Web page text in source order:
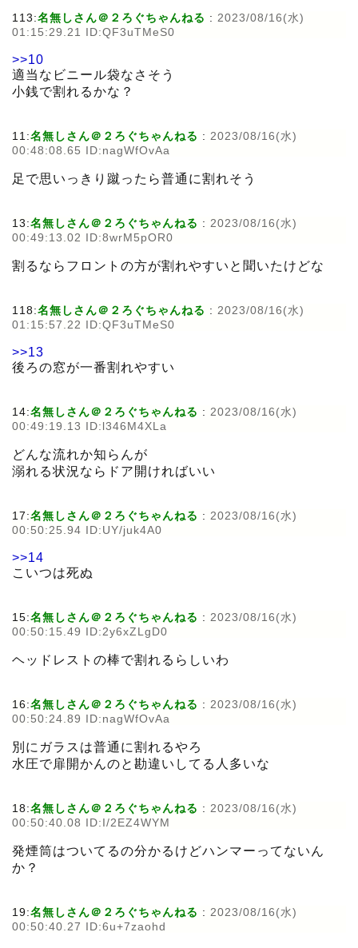
113:名無しさん＠２ろぐちゃんねる : 2023/08/16(水)
01:15:29.21 ID:QF3uTMeS0
>>10
適当なビニール袋なさそう
小銭で割れるかな？
11:名無しさん＠２ろぐちゃんねる : 2023/08/16(水)
00:48:08.65 ID:nagWfOvAa
足で思いっきり蹴ったら普通に割れそう
13:名無しさん＠２ろぐちゃんねる : 2023/08/16(水)
00:49:13.02 ID:8wrM5pOR0
割るならフロントの方が割れやすいと聞いたけどな
118:名無しさん＠２ろぐちゃんねる : 2023/08/16(水)
01:15:57.22 ID:QF3uTMeS0
>>13
後ろの窓が一番割れやすい
14:名無しさん＠２ろぐちゃんねる : 2023/08/16(水)
00:49:19.13 ID:l346M4XLa
どんな流れか知らんが
溺れる状況ならドア開ければいい
17:名無しさん＠２ろぐちゃんねる : 2023/08/16(水)
00:50:25.94 ID:UY/juk4A0
>>14
こいつは死ぬ
15:名無しさん＠２ろぐちゃんねる : 2023/08/16(水)
00:50:15.49 ID:2y6xZLgD0
ヘッドレストの棒で割れるらしいわ
16:名無しさん＠２ろぐちゃんねる : 2023/08/16(水)
00:50:24.89 ID:nagWfOvAa
別にガラスは普通に割れるやろ
水圧で扉開かんのと勘違いしてる人多いな
18:名無しさん＠２ろぐちゃんねる : 2023/08/16(水)
00:50:40.08 ID:I/2EZ4WYM
発煙筒はついてるの分かるけどハンマーってないん
か？
19:名無しさん＠２ろぐちゃんねる : 2023/08/16(水)
00:50:40.27 ID:6u+7zaohd